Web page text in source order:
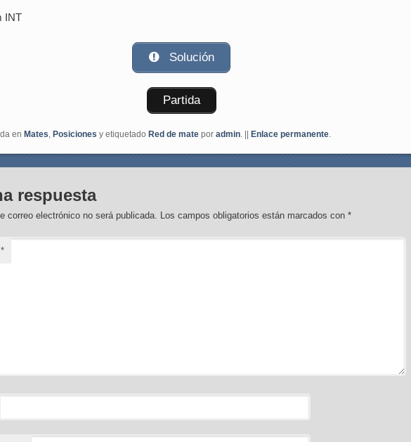
INT
Solución
Partida
en Mates, Posiciones y etiquetado Red de mate por admin. || Enlace permanente.
respuesta
correo electrónico no será publicada. Los campos obligatorios están marcados con*
*